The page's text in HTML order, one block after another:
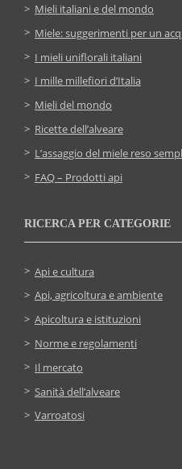
Mieli italiani e del mondo
Miele: suggerimenti per un
I mieli uniflorali italiani
I mille millefiori d’Italia
Mieli del mondo
Ricette dell’alveare
L’assaggio del miele reso
FAQ – Prodotti api
RICERCA PER CATEGORIE
Api e cultura
Api, agricoltura e ambiente
Apicoltura e istituzioni
Norme e regolamenti
Il mercato
Sanità dell’alveare
Varroatosi